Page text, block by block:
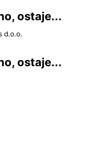
ostaje...
d.o.o.
ostaje...